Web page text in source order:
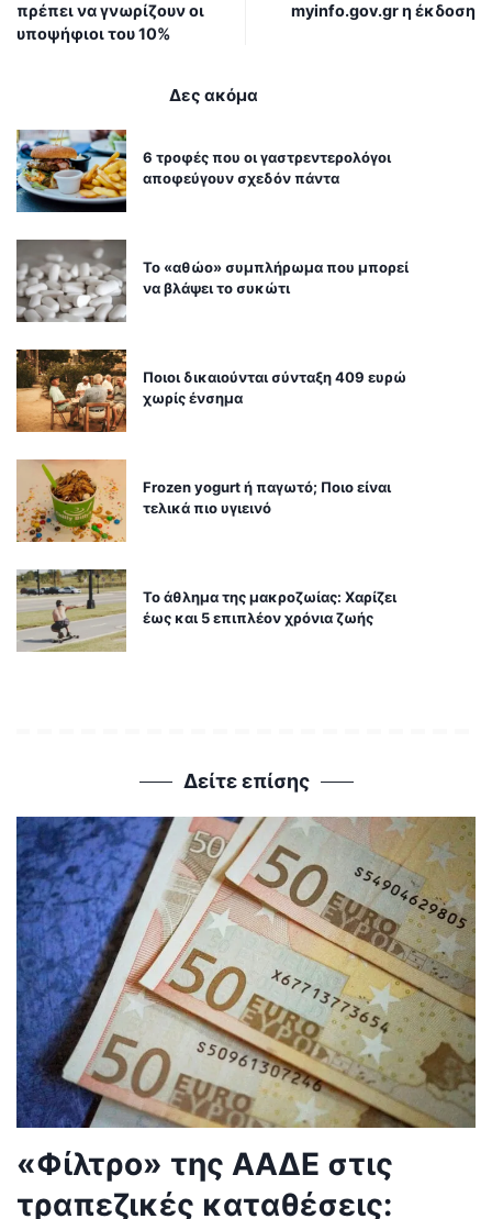
πρέπει να γνωρίζουν οι
υποψήφιοι του 10%
myinfo.gov.gr η έκδοση
Δες ακόμα
6 τροφές που οι γαστρεντερολόγοι
αποφεύγουν σχεδόν πάντα
Το «αθώο» συμπλήρωμα που μπορεί
να βλάψει το συκώτι
Ποιοι δικαιούνται σύνταξη 409 ευρώ
χωρίς ένσημα
Frozen yogurt ή παγωτό; Ποιο είναι
τελικά πιο υγιεινό
Το άθλημα της μακροζωίας: Χαρίζει
έως και 5 επιπλέον χρόνια ζωής
Δείτε επίσης
«Φίλτρο» της ΑΑΔΕ στις
τραπεζικές καταθέσεις: